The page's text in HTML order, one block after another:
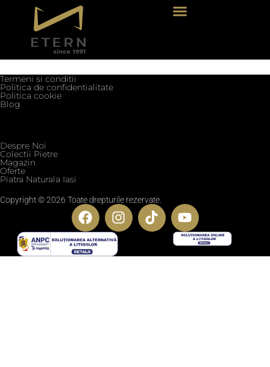
Termeni si conditii
Politica de confidentialitate
Politica cookie
Blog
Despre Noi
Colectii Pietre
Magazin
Oferte
Piatra Naturala Iasi
Copyright © 2026 Toate drepturile rezervate.